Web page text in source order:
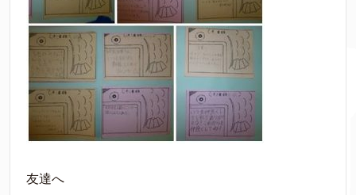
友達へ